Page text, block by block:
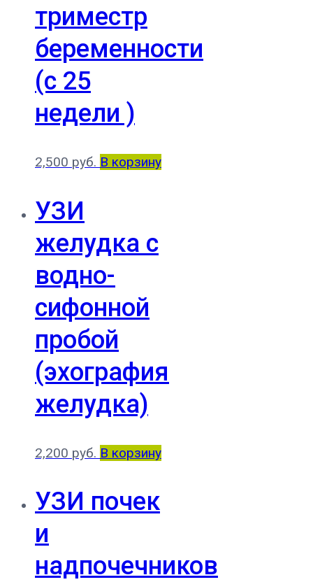
триместр
беременности
(с 25
недели )
2,500 руб. В корзину
УЗИ
желудка с
водно-
сифонной
пробой
(эхография
желудка)
2,200 руб. В корзину
УЗИ почек
и
надпочечников